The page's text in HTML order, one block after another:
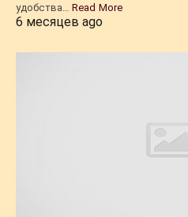
удобства… Read More
6 месяцев ago